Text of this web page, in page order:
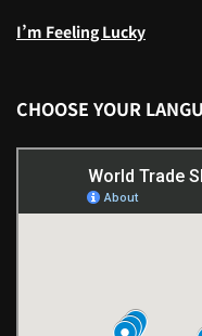
I’m Feeling Lucky
CHOOSE YOUR